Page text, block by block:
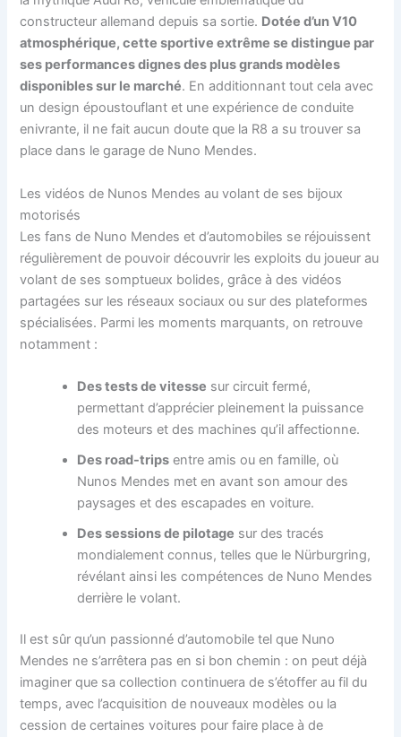
constructeur allemand depuis sa sortie. Dotée d’un V10
atmosphérique, cette sportive extrême se distingue par
ses performances dignes des plus grands modèles
disponibles sur le marché. En additionnant tout cela avec
un design époustouflant et une expérience de conduite
enivrante, il ne fait aucun doute que la R8 a su trouver sa
place dans le garage de Nuno Mendes.
Les vidéos de Nunos Mendes au volant de ses bijoux
motorisés
Les fans de Nuno Mendes et d’automobiles se réjouissent
régulièrement de pouvoir découvrir les exploits du joueur au
volant de ses somptueux bolides, grâce à des vidéos
partagées sur les réseaux sociaux ou sur des plateformes
spécialisées. Parmi les moments marquants, on retrouve
notamment :
Des tests de vitesse sur circuit fermé,
permettant d’apprécier pleinement la puissance
des moteurs et des machines qu’il affectionne.
Des road-trips entre amis ou en famille, où
Nunos Mendes met en avant son amour des
paysages et des escapades en voiture.
Des sessions de pilotage sur des tracés
mondialement connus, telles que le Nürburgring,
révélant ainsi les compétences de Nuno Mendes
derrière le volant.
Il est sûr qu’un passionné d’automobile tel que Nuno
Mendes ne s’arrêtera pas en si bon chemin : on peut déjà
imaginer que sa collection continuera de s’étoffer au fil du
temps, avec l’acquisition de nouveaux modèles ou la
cession de certaines voitures pour faire place à de